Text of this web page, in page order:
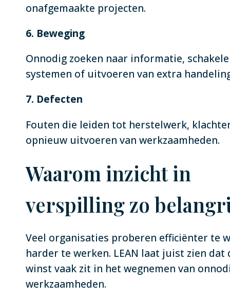
onafgemaakte projecten.
6. Beweging
Onnodig zoeken naar informatie,
systemen of uitvoeren van extra
7. Defecten
Fouten die leiden tot herstelwerk,
opnieuw uitvoeren van werkzaamheden.
Waarom inzicht in
verspilling zo
Veel organisaties proberen efficiënter te
harder te werken. LEAN laat juist zien dat
winst vaak zit in het wegnemen van
werkzaamheden.